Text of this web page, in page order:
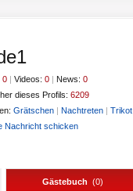
0 | Videos: 0 | News: 0
dieses Profils: 6209
Grätschen | Nachtreten |
Nachricht schicken
Gästebuch (0)